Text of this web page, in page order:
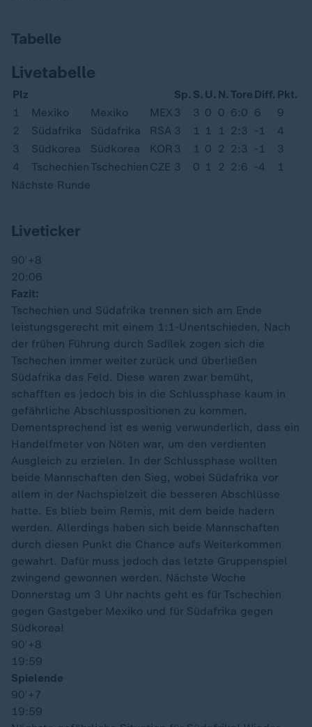
Tabelle
Livetabelle
Plz Sp. S. U. N. Tore Diff. Pkt.
1
Mexiko Mexiko MEX 3 3 0 0 6:0 6
9
2
Südafrika Südafrika RSA 3 1 1 1 2:3 -1
4
3
Südkorea Südkorea KOR 3 1 0 2 2:3 -1
3
4
Tschechien Tschechien CZE 3 0 1 2 2:6 -4
1
Nächste Runde
Liveticker
90′ +8
20:06
Fazit:
Tschechien und Südafrika trennen sich am Ende
leistungsgerecht mit einem 1:1-Unentschieden. Nach
der frühen Führung durch Sadílek zogen sich die
Tschechen immer weiter zurück und überließen
Südafrika das Feld. Diese waren zwar bemüht,
schafften es jedoch bis in die Schlussphase kaum in
gefährliche Abschlusspositionen zu kommen.
Dementsprechend ist es wenig verwunderlich, dass ein
Handelfmeter von Nöten war, um den verdienten
Ausgleich zu erzielen. In der Schlussphase wollten
beide Mannschaften den Sieg, wobei Südafrika vor
allem in der Nachspielzeit die besseren Abschlüsse
hatte. Es blieb beim Remis, mit dem beide hadern
werden. Allerdings haben sich beide Mannschaften
durch diesen Punkt die Chance aufs Weiterkommen
gewahrt. Dafür muss jedoch das letzte Gruppenspiel
zwingend gewonnen werden. Nächste Woche
Donnerstag um 3 Uhr nachts geht es für Tschechien
gegen Gastgeber Mexiko und für Südafrika gegen
Südkorea!
90′ +8
19:59
Spielende
90′ +7
19:59